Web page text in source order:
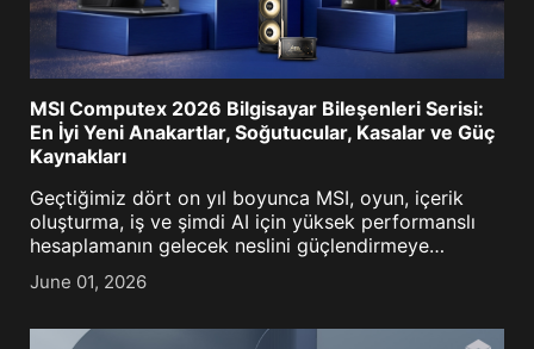
MSI Computex 2026 Bilgisayar Bileşenleri Serisi:
En İyi Yeni Anakartlar, Soğutucular, Kasalar ve Güç
Kaynakları
Geçtiğimiz dört on yıl boyunca MSI, oyun, içerik
oluşturma, iş ve şimdi AI için yüksek performanslı
hesaplamanın gelecek neslini güçlendirmeye
yaklaşı[...]
June 01, 2026